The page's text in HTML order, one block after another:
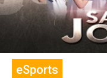
eSports